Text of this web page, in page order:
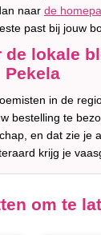
naar de
past bij jouw
de lokale
Pekela
in de
bestelling te
en dat zie je
krijg je
om te